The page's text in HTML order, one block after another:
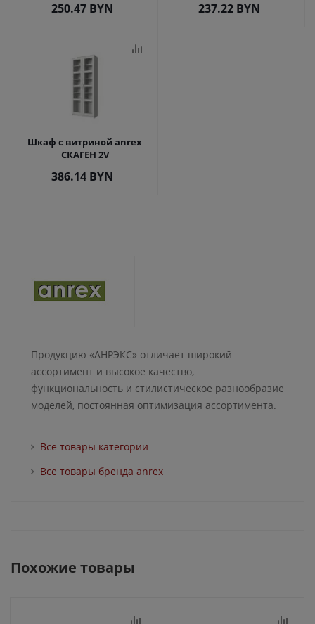
250.47 BYN 237.22 BYN
Шкаф с витриной anrex
СКАГЕН 2V
386.14 BYN
Продукцию «АНРЭКС» отличает широкий
ассортимент и высокое качество,
функциональность и стилистическое разнообразие
моделей, постоянная оптимизация ассортимента.
Все товары категории
Все товары бренда anrex
Похожие товары